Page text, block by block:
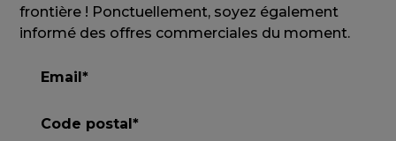
frontière ! Ponctuellement, soyez également
informé des offres commerciales du moment.